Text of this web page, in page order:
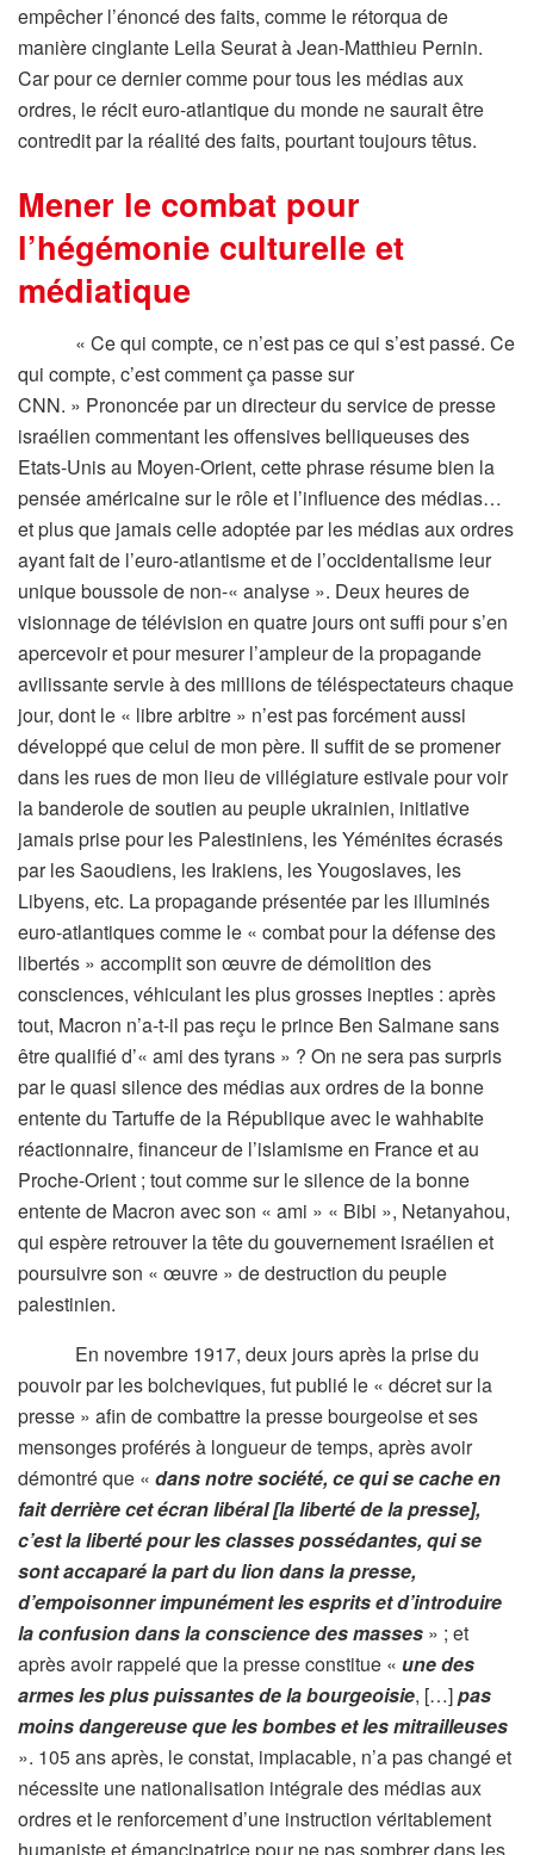
empêcher l’énoncé des faits, comme le rétorqua de
manière cinglante Leila Seurat à Jean-Matthieu Pernin.
Car pour ce dernier comme pour tous les médias aux
ordres, le récit euro-atlantique du monde ne saurait être
contredit par la réalité des faits, pourtant toujours têtus.
Mener le combat pour
l’hégémonie culturelle et
médiatique
« Ce qui compte, ce n’est pas ce qui s’est passé. Ce
qui compte, c’est comment ça passe sur
CNN. » Prononcée par un directeur du service de presse
israélien commentant les offensives belliqueuses des
Etats-Unis au Moyen-Orient, cette phrase résume bien la
pensée américaine sur le rôle et l’influence des médias…
et plus que jamais celle adoptée par les médias aux ordres
ayant fait de l’euro-atlantisme et de l’occidentalisme leur
unique boussole de non-« analyse ». Deux heures de
visionnage de télévision en quatre jours ont suffi pour s’en
apercevoir et pour mesurer l’ampleur de la propagande
avilissante servie à des millions de téléspectateurs chaque
jour, dont le « libre arbitre » n’est pas forcément aussi
développé que celui de mon père. Il suffit de se promener
dans les rues de mon lieu de villégiature estivale pour voir
la banderole de soutien au peuple ukrainien, initiative
jamais prise pour les Palestiniens, les Yéménites écrasés
par les Saoudiens, les Irakiens, les Yougoslaves, les
Libyens, etc. La propagande présentée par les illuminés
euro-atlantiques comme le « combat pour la défense des
libertés » accomplit son œuvre de démolition des
consciences, véhiculant les plus grosses inepties : après
tout, Macron n’a-t-il pas reçu le prince Ben Salmane sans
être qualifié d’« ami des tyrans » ? On ne sera pas surpris
par le quasi silence des médias aux ordres de la bonne
entente du Tartuffe de la République avec le wahhabite
réactionnaire, financeur de l’islamisme en France et au
Proche-Orient ; tout comme sur le silence de la bonne
entente de Macron avec son « ami » « Bibi », Netanyahou,
qui espère retrouver la tête du gouvernement israélien et
poursuivre son « œuvre » de destruction du peuple
palestinien.
En novembre 1917, deux jours après la prise du
pouvoir par les bolcheviques, fut publié le « décret sur la
presse » afin de combattre la presse bourgeoise et ses
mensonges proférés à longueur de temps, après avoir
démontré que « dans notre société, ce qui se cache en
fait derrière cet écran libéral [la liberté de la presse],
c’est la liberté pour les classes possédantes, qui se
sont accaparé la part du lion dans la presse,
d’empoisonner impunément les esprits et d’introduire
la confusion dans la conscience des masses » ; et
après avoir rappelé que la presse constitue « une des
armes les plus puissantes de la bourgeoisie, […]pas
moins dangereuse que les bombes et les mitrailleuses
». 105 ans après, le constat, implacable, n’a pas changé et
nécessite une nationalisation intégrale des médias aux
ordres et le renforcement d’une instruction véritablement
humaniste et émancipatrice pour ne pas sombrer dans les